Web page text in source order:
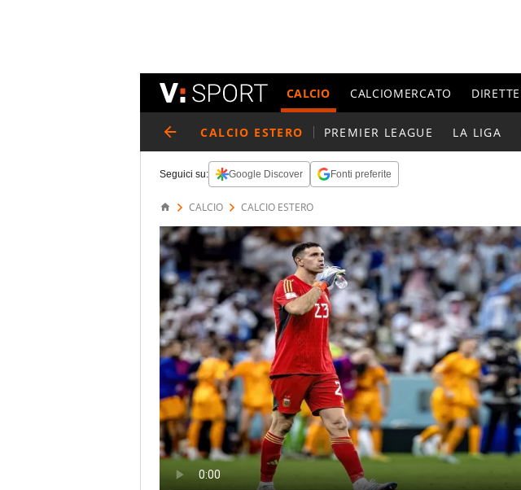
CALCIO CALCIOMERCATO
CALCIO ESTERO PREMIER LEAGUE LA LIGA
Seguici su: Google Discover Fonti preferite
CALCIO CALCIO ESTERO